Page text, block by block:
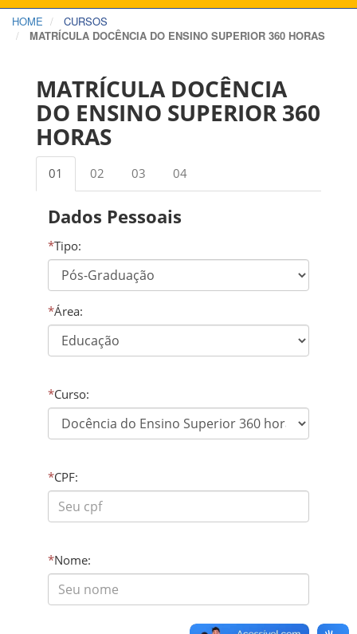
HOME
CURSOS
MATRÍCULA DOCÊNCIA DO ENSINO SUPERIOR 360 HORAS
MATRÍCULA DOCÊNCIA
DO ENSINO SUPERIOR 360
HORAS
01 02 03 04
Dados Pessoais
*Tipo:
*Área:
*Curso:
*CPF:
*Nome: